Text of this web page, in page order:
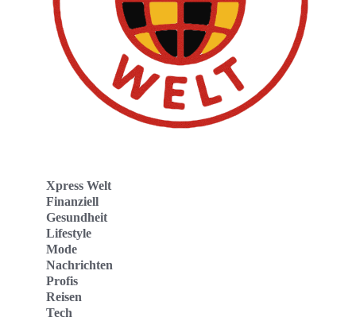
Xpress Welt
Finanziell
Gesundheit
Lifestyle
Mode
Nachrichten
Profis
Reisen
Tech